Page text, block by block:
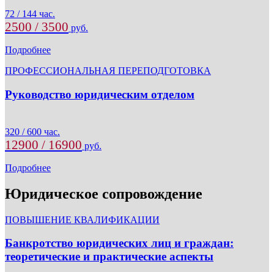
72 / 144 час.
2500 / 3500 руб.
Подробнее
ПРОФЕССИОНАЛЬНАЯ ПЕРЕПОДГОТОВКА
Руководство юридическим отделом
320 / 600 час.
12900 / 16900 руб.
Подробнее
Юридическое сопровождение
ПОВЫШЕНИЕ КВАЛИФИКАЦИИ
Банкротство юридических лиц и граждан:
теоретические и практические аспекты